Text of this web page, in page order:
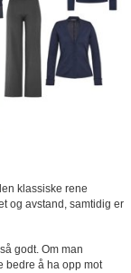
klassiske rene
og avstand, samtidig er
godt. Om man
bedre å ha opp mot